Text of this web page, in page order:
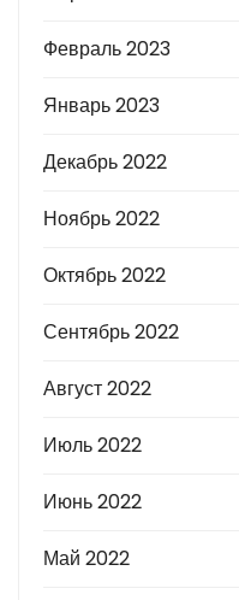
Февраль 2023
Январь 2023
Декабрь 2022
Ноябрь 2022
Октябрь 2022
Сентябрь 2022
Август 2022
Июль 2022
Июнь 2022
Май 2022